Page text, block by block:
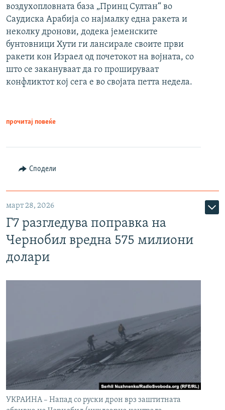
воздухопловната база „Принц Султан“ во
Саудиска Арабија со најмалку една ракета и
неколку дронови, додека јеменските
бунтовници Хути ги лансирале своите први
ракети кон Израел од почетокот на војната, со
што се закануваат да го прошируваат
конфликтот кој сега е во својата петта недела.
прочитај повеќе
Сподели
март 28, 2026
Г7 разгледува поправка на
Чернобил вредна 575 милиони
долари
УКРАИНА – Напад со руски дрон врз заштитната